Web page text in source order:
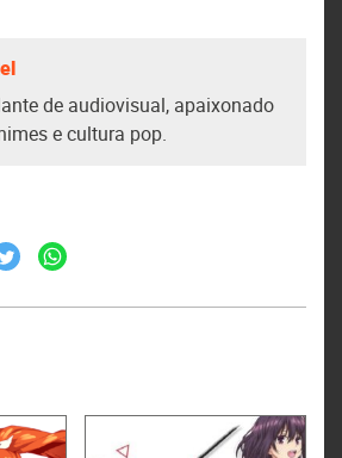
de audiovisual, apaixonado
e cultura pop.